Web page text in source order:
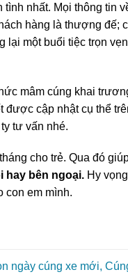
nhất. Mọi thông tin
hàng là thượng đế;
lại một buổi tiệc trọn
mâm cúng khai
được cập nhật cụ thể
tư vấn nhé.
cho trẻ. Qua đó
hay bên ngoại. Hy
con em mình.
ngày cúng xe mới,